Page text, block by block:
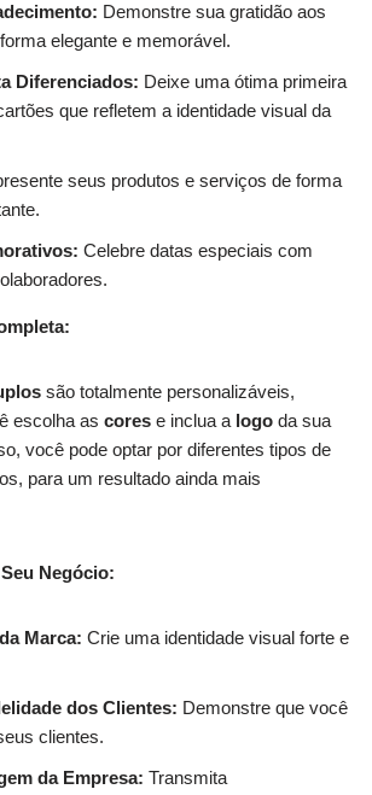
Demonstre sua gratidão aos
elegante e memorável.
Diferenciados: Deixe uma ótima primeira
que refletem a identidade visual da
seus produtos e serviços de forma
Celebre datas especiais com
são totalmente personalizáveis,
escolha as cores e inclua a logo da sua
você pode optar por diferentes tipos de
para um resultado ainda mais
Negócio:
Marca: Crie uma identidade visual forte e
dos Clientes: Demonstre que você
clientes.
da Empresa: Transmita